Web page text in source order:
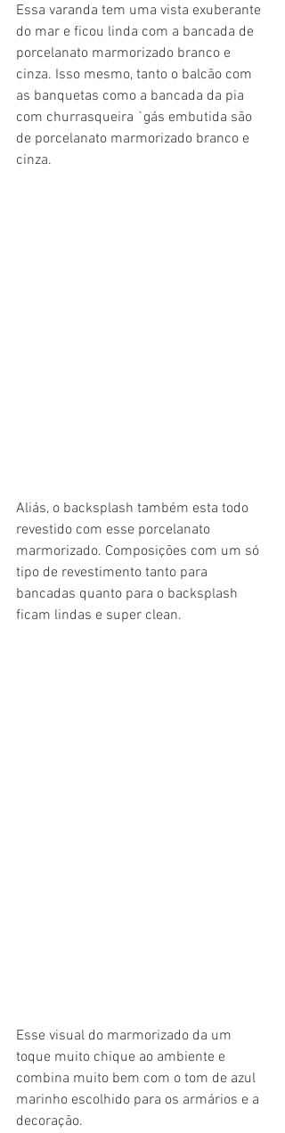
Essa varanda tem uma vista exuberante
do mar e ficou linda com a bancada de
porcelanato marmorizado branco e
cinza. Isso mesmo, tanto o balcão com
as banquetas como a bancada da pia
com churrasqueira `gás embutida são
de porcelanato marmorizado branco e
cinza.
Aliás, o backsplash também esta todo
revestido com esse porcelanato
marmorizado. Composições com um só
tipo de revestimento tanto para
bancadas quanto para o backsplash
ficam lindas e super clean.
Esse visual do marmorizado da um
toque muito chique ao ambiente e
combina muito bem com o tom de azul
marinho escolhido para os armários e a
decoração.